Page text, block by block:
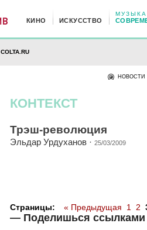
КИНО ИСКУССТВО
МУЗЫКА
COLTA.RU
НОВОСТИ
КОНТЕКСТ
Трэш-революция
Эльдар Урдуханов · 25/03/2009
Страницы: « Предыдущая 1 2
— Поделишься